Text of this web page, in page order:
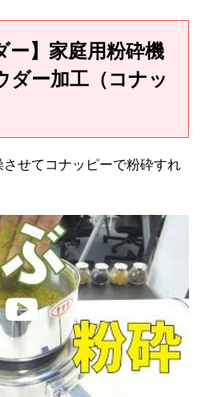
ー】家庭用粉砕機
ダー加工（コナッ
せてコナッピーで粉砕すれ